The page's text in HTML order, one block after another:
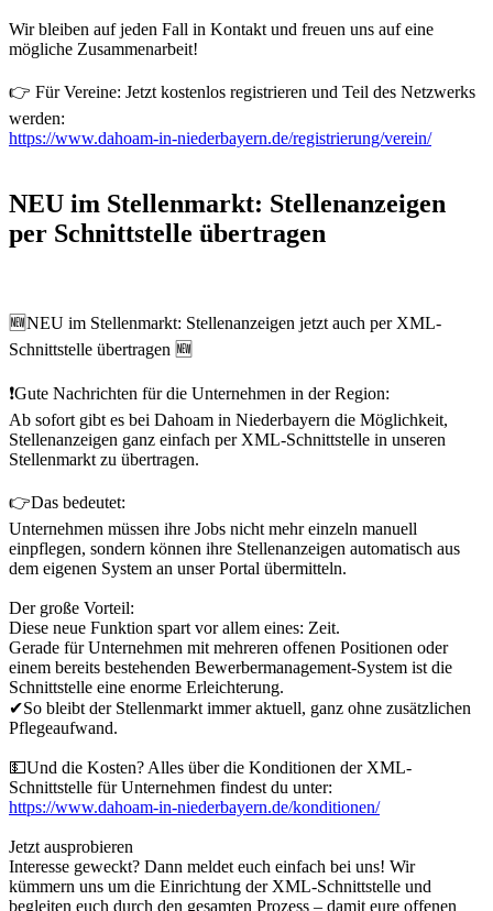
Wir bleiben auf jeden Fall in Kontakt und freuen uns auf eine
mögliche Zusammenarbeit!
👉 Für Vereine: Jetzt kostenlos registrieren und Teil des Netzwerks
werden:
https://www.dahoam-in-niederbayern.de/registrierung/verein/
NEU im Stellenmarkt: Stellenanzeigen
per Schnittstelle übertragen
🆕NEU im Stellenmarkt: Stellenanzeigen jetzt auch per XML-
Schnittstelle übertragen 🆕
❗Gute Nachrichten für die Unternehmen in der Region:
Ab sofort gibt es bei Dahoam in Niederbayern die Möglichkeit,
Stellenanzeigen ganz einfach per XML-Schnittstelle in unseren
Stellenmarkt zu übertragen.
👉Das bedeutet:
Unternehmen müssen ihre Jobs nicht mehr einzeln manuell
einpflegen, sondern können ihre Stellenanzeigen automatisch aus
dem eigenen System an unser Portal übermitteln.
Der große Vorteil:
Diese neue Funktion spart vor allem eines: Zeit.
Gerade für Unternehmen mit mehreren offenen Positionen oder
einem bereits bestehenden Bewerbermanagement-System ist die
Schnittstelle eine enorme Erleichterung.
✔So bleibt der Stellenmarkt immer aktuell, ganz ohne zusätzlichen
Pflegeaufwand.
💵Und die Kosten? Alles über die Konditionen der XML-
Schnittstelle für Unternehmen findest du unter:
https://www.dahoam-in-niederbayern.de/konditionen/
Jetzt ausprobieren
Interesse geweckt? Dann meldet euch einfach bei uns! Wir
kümmern uns um die Einrichtung der XML-Schnittstelle und
begleiten euch durch den gesamten Prozess – damit eure offenen